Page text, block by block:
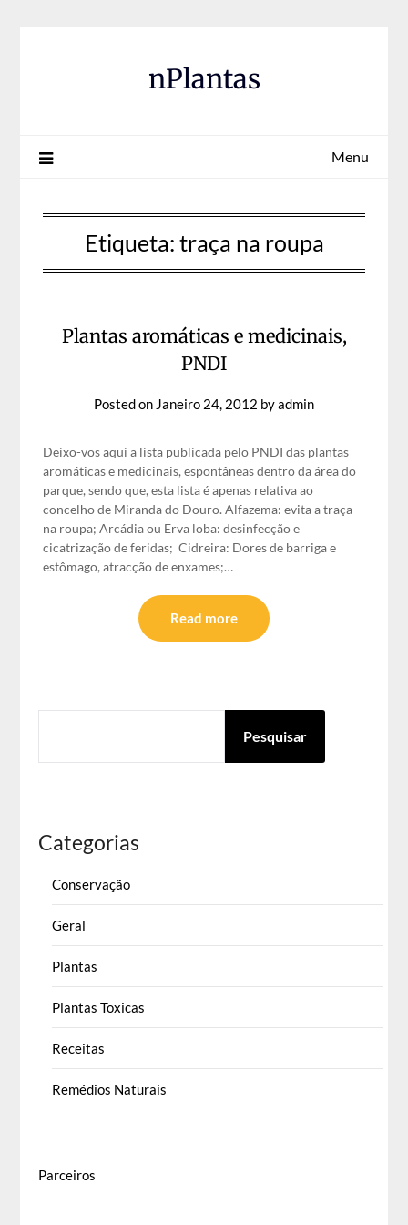
nPlantas
Menu
Etiqueta: traça na roupa
Plantas aromáticas e medicinais,
PNDI
Posted on Janeiro 24, 2012 byadmin
Deixo-vos aqui a lista publicada pelo PNDI das plantas
aromáticas e medicinais, espontâneas dentro da área do
parque, sendo que, esta lista é apenas relativa ao
concelho de Miranda do Douro. Alfazema: evita a traça
na roupa; Arcádia ou Erva loba: desinfecção e
cicatrização de feridas; Cidreira: Dores de barriga e
estômago, atracção de enxames;…
Read more
Pesquisar
Categorias
Conservação
Geral
Plantas
Plantas Toxicas
Receitas
Remédios Naturais
Parceiros